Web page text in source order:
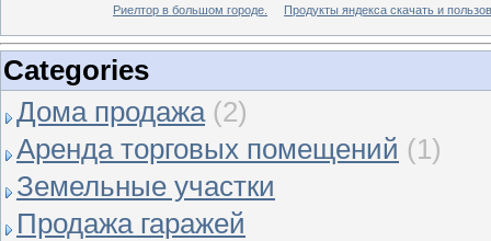
Риелтор в большом городе. Продукты яндекса скачать и
Categories
Дома продажа (2)
Аренда торговых помещений (1)
Земельные участки
Продажа гаражей